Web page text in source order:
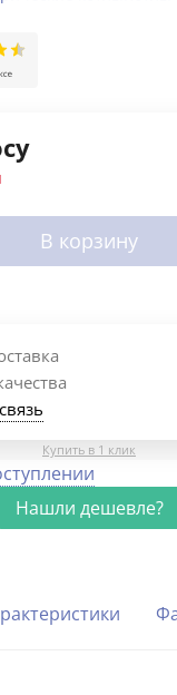
В корзину
Купить в 1 клик